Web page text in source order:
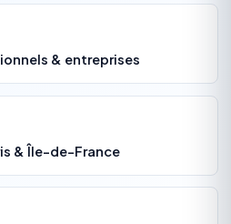
& entreprises
& Île-de-France